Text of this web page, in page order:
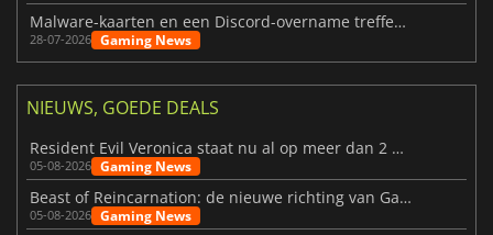
Malware-kaarten en een Discord-overname treffen Meccha Chameleon
28-07-2026 Gaming News
NIEUWS, GOEDE DEALS
Resident Evil Veronica staat nu al op meer dan 2 miljoen verlanglijstjes
05-08-2026 Gaming News
Beast of Reincarnation: de nieuwe richting van Game Freak
05-08-2026 Gaming News